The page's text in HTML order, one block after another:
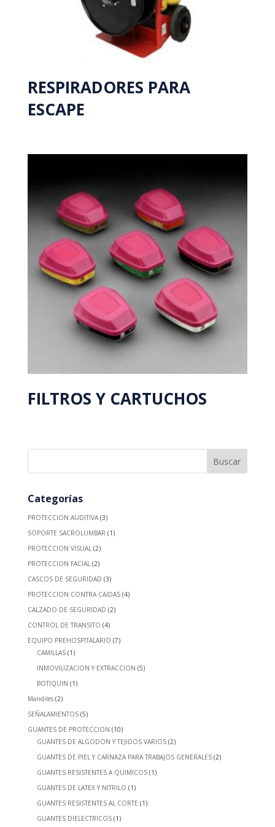
RESPIRADORES PARA
ESCAPE
FILTROS Y CARTUCHOS
Categorías
PROTECCION AUDITIVA (3)
SOPORTE SACROLUMBAR (1)
PROTECCION VISUAL (2)
PROTECCION FACIAL (2)
CASCOS DE SEGURIDAD (3)
PROTECCION CONTRA CAIDAS (4)
CALZADO DE SEGURIDAD (2)
CONTROL DE TRANSITO (4)
EQUIPO PREHOSPITALARIO (7)
CAMILLAS (1)
INMOVILIZACION Y EXTRACCION (5)
BOTIQUIN (1)
Mandiles (2)
SEÑALAMIENTOS (5)
GUANTES DE PROTECCION (10)
GUANTES DE ALGODON Y TEJIDOS VARIOS (2)
GUANTES DE PIEL Y CARNAZA PARA TRABAJOS GENERALES (2)
GUANTES RESISTENTES A QUIMICOS (1)
GUANTES DE LATEX Y NITRILO (1)
GUANTES RESISTENTES AL CORTE (1)
GUANTES DIELECTRICOS (1)